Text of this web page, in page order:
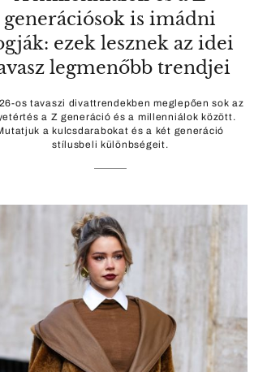
generációsok is imádni
ezek lesznek az idei
legmenőbb trendjei
os tavaszi divattrendekben meglepően sok az
a Z generáció és a millenniálok között.
a kulcsdarabokat és a két generáció
stílusbeli különbségeit.